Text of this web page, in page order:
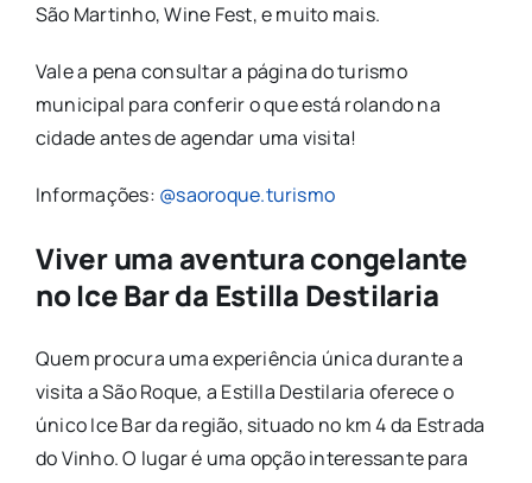
São Martinho, Wine Fest, e muito mais.
Vale a pena consultar a página do turismo
municipal para conferir o que está rolando na
cidade antes de agendar uma visita!
Informações: @saoroque.turismo
Viver uma aventura congelante
no Ice Bar da Estilla Destilaria
Quem procura uma experiência única durante a
visita a São Roque, a Estilla Destilaria oferece o
único Ice Bar da região, situado no km 4 da Estrada
do Vinho. O lugar é uma opção interessante para